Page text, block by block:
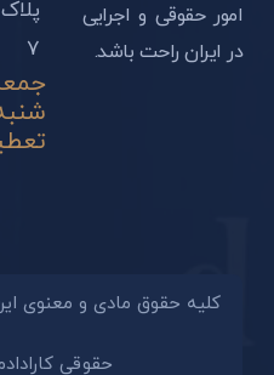
امور حقوقی و اجرایی
در ایران راحت باشد.
۷
کلیه حقوق مادی و معنوی
حقوقی